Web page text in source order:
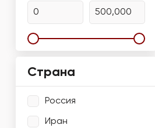
Страна
Россия
Иран